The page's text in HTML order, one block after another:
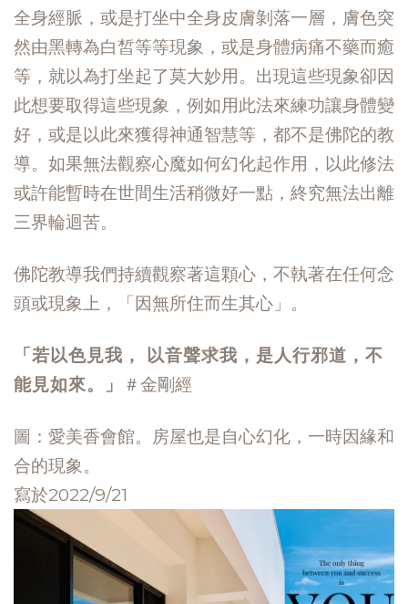
全身經脈，或是打坐中全身皮膚剝落一層，膚色突
然由黑轉為白皙等等現象，或是身體病痛不藥而癒
等，就以為打坐起了莫大妙用。出現這些現象卻因
此想要取得這些現象，例如用此法來練功讓身體變
好，或是以此來獲得神通智慧等，都不是佛陀的教
導。如果無法觀察心魔如何幻化起作用，以此修法
或許能暫時在世間生活稍微好一點，終究無法出離
三界輪迴苦。
佛陀教導我們持續觀察著這顆心，不執著在任何念
頭或現象上，「因無所住而生其心」。
「若以色見我， 以音聲求我，是人行邪道，不
能見如來。」
＃金剛經
圖：愛美香會館。房屋也是自心幻化，一時因緣和
合的現象。
寫於2022/9/21